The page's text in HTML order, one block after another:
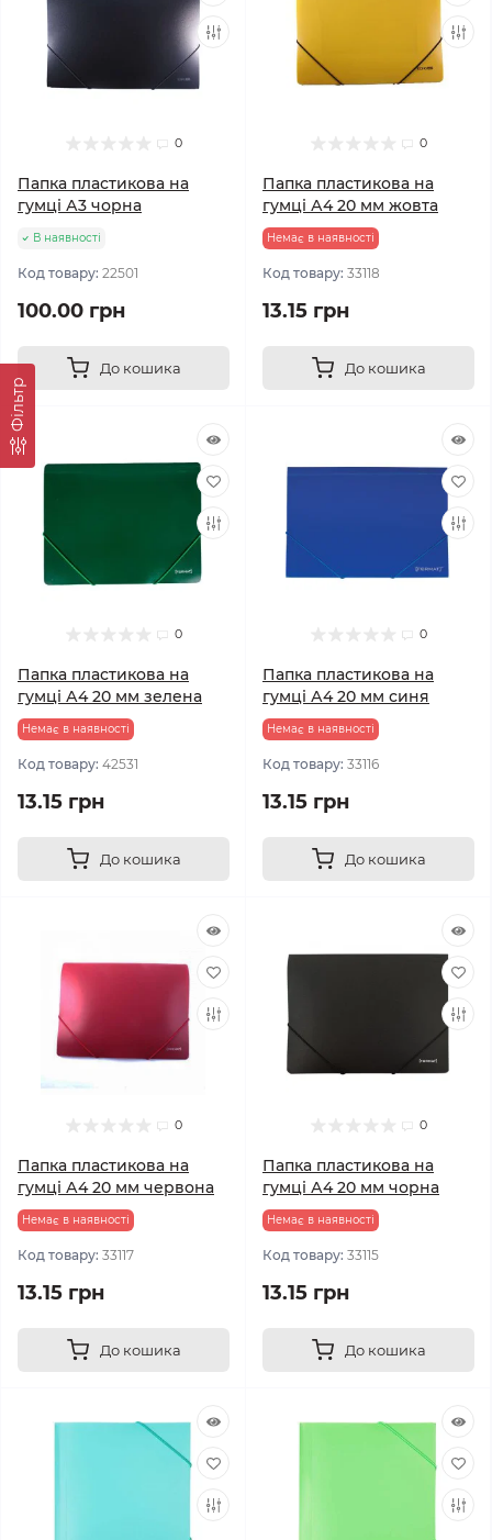
Фільтр
0
Папка пластикова на
гумці А3 чорна
В наявності
Код товару: 22501
100.00 грн
До кошика
0
Папка пластикова на
гумці А4 20 мм жовта
Немає в наявності
Код товару: 33118
13.15 грн
До кошика
0
Папка пластикова на
гумці А4 20 мм зелена
Немає в наявності
Код товару: 42531
13.15 грн
До кошика
0
Папка пластикова на
гумці А4 20 мм синя
Немає в наявності
Код товару: 33116
13.15 грн
До кошика
0
Папка пластикова на
гумці А4 20 мм червона
Немає в наявності
Код товару: 33117
13.15 грн
До кошика
0
Папка пластикова на
гумці А4 20 мм чорна
Немає в наявності
Код товару: 33115
13.15 грн
До кошика